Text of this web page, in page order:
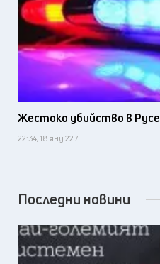
Жестоко убийство в Русе
22:34, 18 яну 22 /
Последни новини